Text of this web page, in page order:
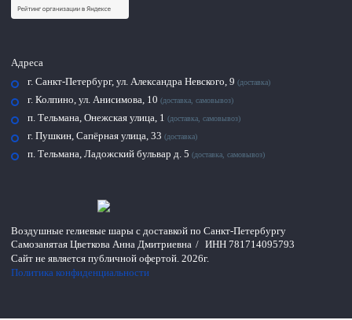
Воздушные гелиевые шары с доставкой по Санкт-Петербургу
Самозанятая Цветкова Анна Дмитриевна / ИНН 781714095793
Сайт не является публичной офертой. 2026г.
Политика конфиденциальности
Адреса
г. Санкт-Петербург, ул. Александра Невского, 9 (доставка)
г. Колпино, ул. Анисимова, 10 (доставка, самовывоз)
п. Тельмана, Онежская улица, 1 (доставка, самовывоз)
г. Пушкин, Сапёрная улица, 33 (доставка)
п. Тельмана, Ладожский бульвар д. 5 (доставка, самовывоз)